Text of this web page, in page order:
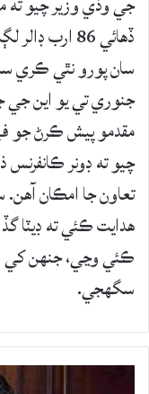
ڏهائي 86
جنوري تي يو اين جي
مقدمو پيش ڪرڻ جو
چيو ته ڊونر
تعاون جا امڪان
هدايت ڪئي ته ڊيٽا
ڪئي وڃي، جنهن کي
سگهجي.